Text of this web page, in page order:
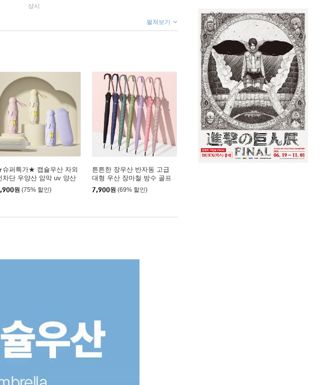
상시
펼쳐보기
퍼특가★ 캡슐우산 자외
차단 우양산 암막 uv 양산
산 초경량
원 (75% 할인)
튼튼한 장우산 반자동 고급
대형 우산 장마철 방수 골프
7,900원 (69% 할인)